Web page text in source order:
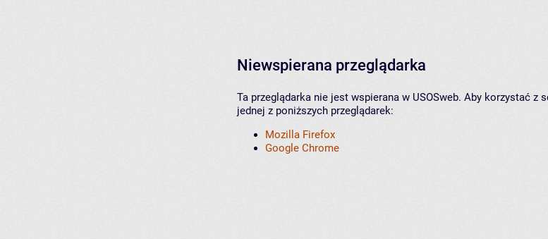
Niewspierana przeglądarka
Ta przeglądarka nie jest wspierana w USOSweb. Aby korzystać z
jednej z poniższych przeglądarek:
Mozilla Firefox
Google Chrome